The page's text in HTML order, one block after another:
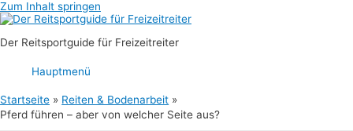
Zum Inhalt springen
Der Reitsportguide für Freizeitreiter
Hauptmenü
Startseite
Reiten & Bodenarbeit
Pferd führen – aber von welcher Seite aus?